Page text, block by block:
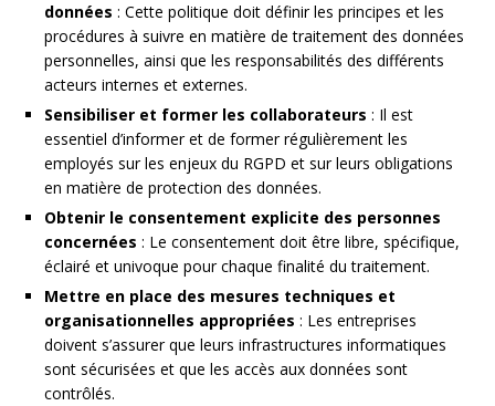
données : Cette politique doit définir les principes et les
procédures à suivre en matière de traitement des données
personnelles, ainsi que les responsabilités des différents
acteurs internes et externes.
Sensibiliser et former les collaborateurs : Il est
essentiel d’informer et de former régulièrement les
employés sur les enjeux du RGPD et sur leurs obligations
en matière de protection des données.
Obtenir le consentement explicite des personnes
concernées : Le consentement doit être libre, spécifique,
éclairé et univoque pour chaque finalité du traitement.
Mettre en place des mesures techniques et
organisationnelles appropriées : Les entreprises
doivent s’assurer que leurs infrastructures informatiques
sont sécurisées et que les accès aux données sont
contrôlés.